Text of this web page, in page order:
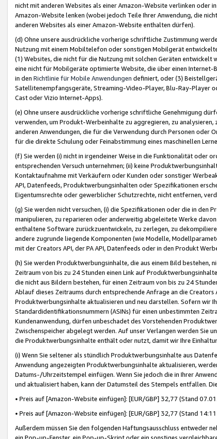
nicht mit anderen Websites als einer Amazon-Website verlinken oder
Amazon-Website lenken (wobei jedoch Teile Ihrer Anwendung, die
anderen Websites als einer Amazon-Website enthalten dürfen).
(d) Ohne unsere ausdrückliche vorherige schriftliche Zustimmung
Nutzung mit einem Mobiltelefon oder sonstigen Mobilgerät
(1) Websites, die nicht für die Nutzung mit solchen Geräten
eine nicht für Mobilgeräte optimierte Website, die über einen
in den Richtlinie für Mobile Anwendungen definiert, oder (3)
Satellitenempfangsgeräte, Streaming-Video-Player, Blu-Ray-Player
Cast oder Vizio Internet-Apps).
(e) Ohne unsere ausdrückliche vorherige schriftliche Genehmigung
verwenden, um Produkt-Werbeinhalte zu aggregieren, zu
anderen Anwendungen, die für die Verwendung durch Personen
für die direkte Schulung oder Feinabstimmung eines maschinellen
(f) Sie werden (i) nicht in irgendeiner Weise in die Funktionalität oder
entsprechenden Versuch unternehmen; (ii) keine
Kontaktaufnahme mit Verkäufern oder Kunden oder sonstiger
API, Datenfeeds, Produktwerbungsinhalten oder Spezifikationen
Eigentumsrechte oder gewerblicher Schutzrechte, nicht entfernen,
(g) Sie werden nicht versuchen, (i) die Spezifikationen oder die in
manipulieren, zu reparieren oder anderweitig abgeleitete Werke
enthaltene Software zurückzuentwickeln, zu zerlegen, zu
andere zugrunde liegende Komponenten (wie Modelle,
mit der Creators API, der PA API, Datenfeeds oder in den Produkt
(h) Sie werden Produktwerbungsinhalte, die aus einem Bild bestehen,
Zeitraum von bis zu 24 Stunden einen Link auf
die nicht aus Bildern bestehen, für einen Zeitraum von bis zu 24
Ablauf dieses Zeitraums durch entsprechende Anfrage an die
Produktwerbungsinhalte aktualisieren und neu darstellen. Sofern wir
Standardidentifikationsnummern (ASINs) für einen unbestimmten
Kundenanwendung, dürfen unbeschadet des Vorstehenden
Zwischenspeicher abgelegt werden. Auf unser Verlangen werden Sie
die Produktwerbungsinhalte enthält oder nutzt, damit wir Ihre
(i) Wenn Sie seltener als stündlich Produktwerbungsinhalte aus
Anwendung angezeigten Produktwerbungsinhalte aktualisieren,
Datums-/Uhrzeitstempel einfügen. Wenn Sie jedoch die in Ihrer
und aktualisiert haben, kann der Datumsteil des Stempels entfallen.
• Preis auf [Amazon-Website einfügen]: [EUR/GBP] 32,77 (Stand
• Preis auf [Amazon-Website einfügen]: [EUR/GBP] 32,77 (Stand
Außerdem müssen Sie den folgenden Haftungsausschluss entweder
ein Pop-up-Fenster, ein Pop-up-Skript oder ein sonstiges